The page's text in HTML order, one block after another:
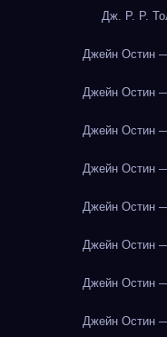
Дж. Р. Р.
Джейн Остин
Джейн Остин
Джейн Остин
Джейн Остин
Джейн Остин
Джейн Остин
Джейн Остин
Джейн Остин